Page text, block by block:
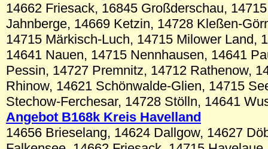
14662 Friesack, 16845 Großderschau,
Jahnberge, 14669 Ketzin, 14728 Kleßen-
14715 Märkisch-Luch, 14715 Milower Land,
14641 Nauen, 14715 Nennhausen, 14641
Pessin, 14727 Premnitz, 14712 Rathenow,
Rhinow, 14621 Schönwalde-Glien, 14715
Stechow-Ferchesar, 14728 Stölln, 14641
Angebot B168k Kreis Havelland
14656 Brieselang, 14624 Dallgow, 14627